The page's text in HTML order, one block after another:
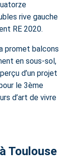
rive gauche
RE 2020.
promet balcons
en sous-sol,
d’un projet
le 3ème
d’art de vivre
Toulouse